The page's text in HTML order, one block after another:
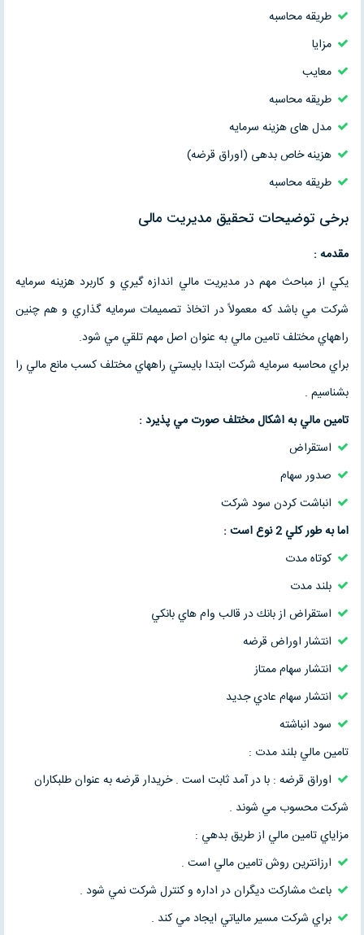
طریقه محاسبه
مزایا
معایب
طریقه محاسبه
مدل های هزینه سرمایه
هزینه خاص بدهی (اوراق قرضه)
طریقه محاسبه
برخی توضیحات تحقیق مدیریت مالی
مقدمه :
يكي از مباحث مهم در مديريت مالي اندازه گيري و كاربرد هزينه سرمايه
شركت مي باشد كه معمولاً در اتخاذ تصميمات سرمايه گذاري و هم چنين
راههاي مختلف تامين مالي به عنوان اصل مهم تلقي مي شود.
براي محاسبه سرمايه شركت ابتدا بايستي راههاي مختلف كسب مانع مالي را
بشناسيم .
تامين مالي به اشكال مختلف صورت مي پذيرد :
استقراض
صدور سهام
انباشت كردن سود شركت
اما به طور كلي 2 نوع است :
كوتاه مدت
بلند مدت
استقراض از بانك در قالب وام هاي بانكي
انتشار اوراض قرضه
انتشار سهام ممتاز
انتشار سهام عادي جديد
سود انباشته
تامين مالي بلند مدت :
اوراق قرضه : با در آمد ثابت است . خريدار قرضه به عنوان طلبكاران
شركت محسوب مي شوند .
مزاياي تامين مالي از طريق بدهي :
ارزانترين روش تامين مالي است .
باعث مشاركت ديگران در اداره و كنترل شركت نمي شود .
براي شركت مسير مالياتي ايجاد مي كند .